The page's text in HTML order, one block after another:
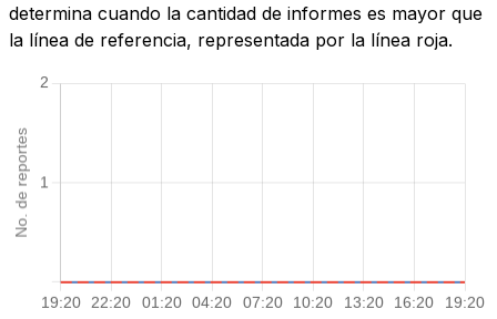
determina cuando la cantidad de informes es mayor que
la línea de referencia, representada por la línea roja.